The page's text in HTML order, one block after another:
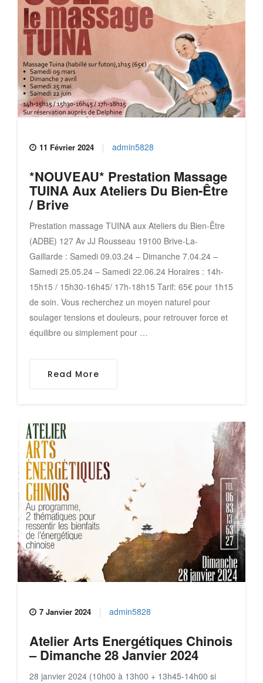
11 Février 2024 admin5828
*NOUVEAU* Prestation Massage
TUINA Aux Ateliers Du Bien-Être
/ Brive
Prestation massage TUINA aux Ateliers du Bien-Être
(ADBE) 127 Av JJ Rousseau 19100 Brive-La-
Gaillarde : Samedi 09.03.24 – Dimanche 7.04.24 –
Samedi 25.05.24 – Samedi 22.06.24 Horaires : 14h-
15h15 / 15h30-16h45/ 17h-18h15 Tarif: 65€ pour 1h15
de soin. Vous recherchez un moyen naturel pour
soulager tensions et douleurs, pour retrouver force et
équilibre ou simplement pour …
Read More
7 Janvier 2024 admin5828
Atelier Arts Energétiques Chinois
– Dimanche 28 Janvier 2024
28 janvier 2024 (10h00 à 13h00 + 13h45-14h00 si